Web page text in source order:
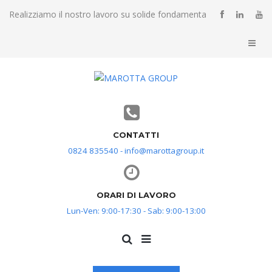
Realizziamo il nostro lavoro su solide fondamenta
CONTATTI
0824 835540 - info@marottagroup.it
ORARI DI LAVORO
Lun-Ven: 9:00-17:30 - Sab: 9:00-13:00